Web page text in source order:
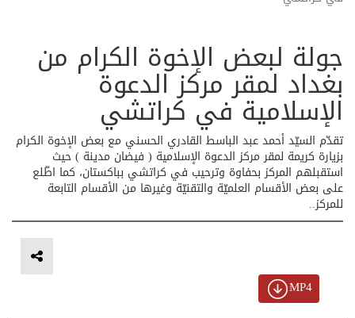
جولة لبعض الإخوة الكرام من
بغداد لمقر مركز الدعوة
الإسلامية في كراتشي
تقدّم السيّد أحمد عبد الباسط القادري الحسني مع بعض الإخوة الكرام
بزيارة كريمة لمقر مركز الدعوة الإسلامية ( فيضان مدينة ) حيث
استقبلهم المركز بحفاوة وترحيب في كراتشي بباكستان، كما اطّلع
على بعض الأقسام العلميّة والتقنيّة وغيرها من الأقسام التابعة
للمركز..
MP4